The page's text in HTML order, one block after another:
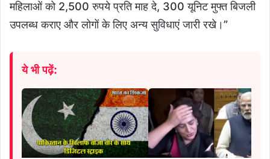
महिलाओं को 2,500 रुपये प्रति माह दे, 300 यूनिट मुफ्त बिजली
उपलब्ध कराए और लोगों के लिए अन्य सुविधाएं जारी रखे।”
ये भी पढ़ें: